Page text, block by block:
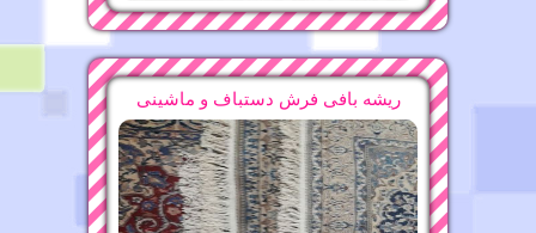
ریشه بافی فرش دستباف و ماشینی